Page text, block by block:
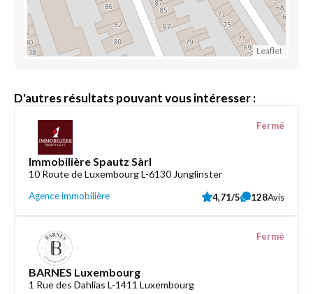
Leaflet
D'autres résultats pouvant vous intéresser :
Immobilière Spautz Sàrl
10 Route de Luxembourg L-6130 Junglinster
Agence immobilière
Fermé
4,71/5 128Avis
BARNES Luxembourg
1 Rue des Dahlias L-1411 Luxembourg
Fermé